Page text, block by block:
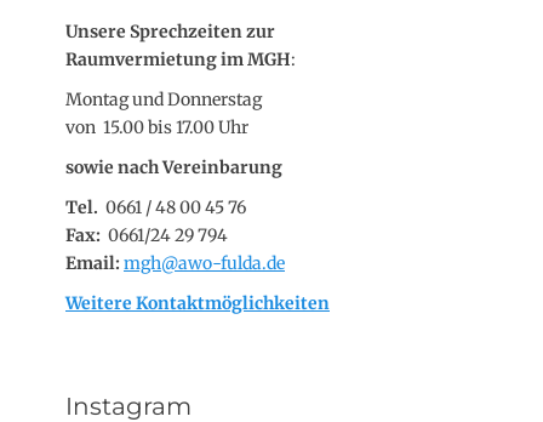
Unsere Sprechzeiten zur
Raumvermietung im MGH:
Montag und Donnerstag
von 15.00 bis 17.00 Uhr
sowie nach Vereinbarung
Tel. 0661 / 48 00 45 76
Fax: 0661/24 29 794
Email: mgh@awo-fulda.de
Weitere Kontaktmöglichkeiten
Instagram